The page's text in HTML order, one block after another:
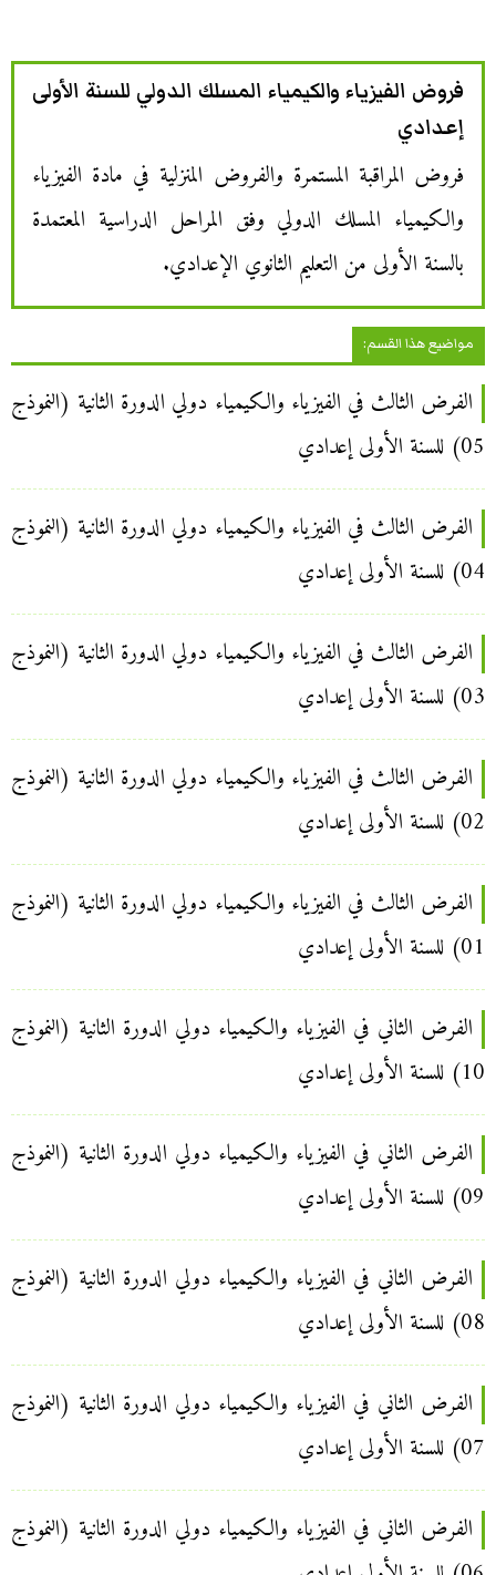
فروض الفيزياء والكيمياء المسلك الدولي للسنة الأولى
إعدادي
فروض المراقبة المستمرة والفروض المنزلية في مادة الفيزياء
والكيمياء المسلك الدولي وفق المراحل الدراسية المعتمدة
بالسنة الأولى من التعليم الثانوي الإعدادي.
مواضيع هذا القسم:
الفرض الثالث في الفيزياء والكيمياء دولي الدورة الثانية (النموذج
05) للسنة الأولى إعدادي
الفرض الثالث في الفيزياء والكيمياء دولي الدورة الثانية (النموذج
04) للسنة الأولى إعدادي
الفرض الثالث في الفيزياء والكيمياء دولي الدورة الثانية (النموذج
03) للسنة الأولى إعدادي
الفرض الثالث في الفيزياء والكيمياء دولي الدورة الثانية (النموذج
02) للسنة الأولى إعدادي
الفرض الثالث في الفيزياء والكيمياء دولي الدورة الثانية (النموذج
01) للسنة الأولى إعدادي
الفرض الثاني في الفيزياء والكيمياء دولي الدورة الثانية (النموذج
10) للسنة الأولى إعدادي
الفرض الثاني في الفيزياء والكيمياء دولي الدورة الثانية (النموذج
09) للسنة الأولى إعدادي
الفرض الثاني في الفيزياء والكيمياء دولي الدورة الثانية (النموذج
08) للسنة الأولى إعدادي
الفرض الثاني في الفيزياء والكيمياء دولي الدورة الثانية (النموذج
07) للسنة الأولى إعدادي
الفرض الثاني في الفيزياء والكيمياء دولي الدورة الثانية (النموذج